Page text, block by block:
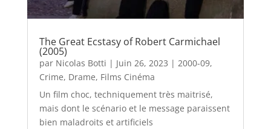
The Great Ecstasy of Robert Carmichael
(2005)
par Nicolas Botti | Juin 26, 2023 | 2000-09,
Crime, Drame, Films Cinéma
Un film choc, techniquement très maitrisé,
mais dont le scénario et le message paraissent
bien maladroits et artificiels